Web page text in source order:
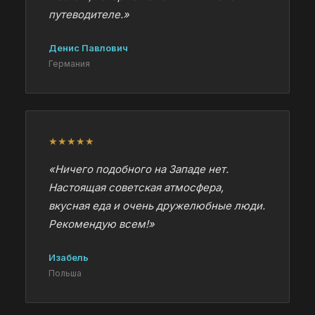
путеводителе.»
Денис Павлович
Германия
★★★★★
«Ничего подобного на Западе нет.
Настоящая советская атмосфера,
вкусная еда и очень дружелюбные люди.
Рекомендую всем!»
Изабель
Польша